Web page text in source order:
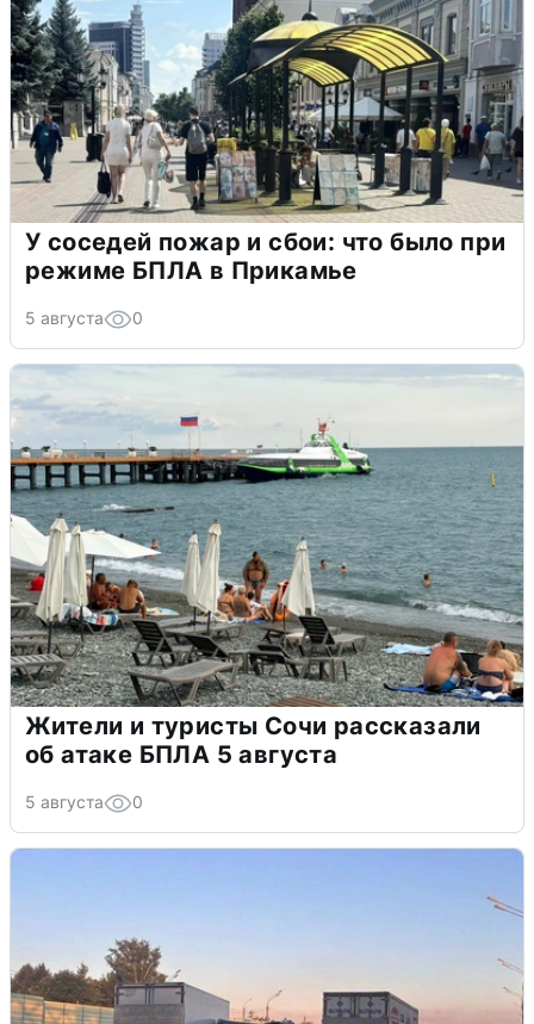
У соседей пожар и сбои: что было при
режиме БПЛА в Прикамье
5 августа 0
Жители и туристы Сочи рассказали
об атаке БПЛА 5 августа
5 августа 0